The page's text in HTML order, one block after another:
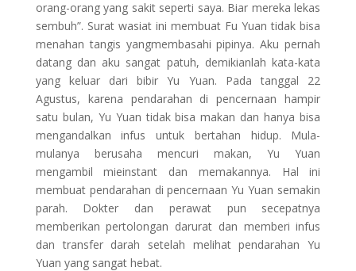
orang-orang yang sakit seperti saya. Biar mereka lekas
sembuh”. Surat wasiat ini membuat Fu Yuan tidak bisa
menahan tangis yangmembasahi pipinya. Aku pernah
datang dan aku sangat patuh, demikianlah kata-kata
yang keluar dari bibir Yu Yuan. Pada tanggal 22
Agustus, karena pendarahan di pencernaan hampir
satu bulan, Yu Yuan tidak bisa makan dan hanya bisa
mengandalkan infus untuk bertahan hidup. Mula-
mulanya berusaha mencuri makan, Yu Yuan
mengambil mieinstant dan memakannya. Hal ini
membuat pendarahan di pencernaan Yu Yuan semakin
parah. Dokter dan perawat pun secepatnya
memberikan pertolongan darurat dan memberi infus
dan transfer darah setelah melihat pendarahan Yu
Yuan yang sangat hebat.